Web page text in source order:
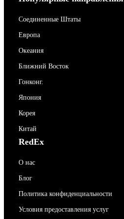
Соединенные Штаты
Европа
Океания
Ближний Восток
Гонконг.
Япония
Корея
Китай
RedEx
О нас
Блог
Политика конфиденциальности
Условия предоставления услуг